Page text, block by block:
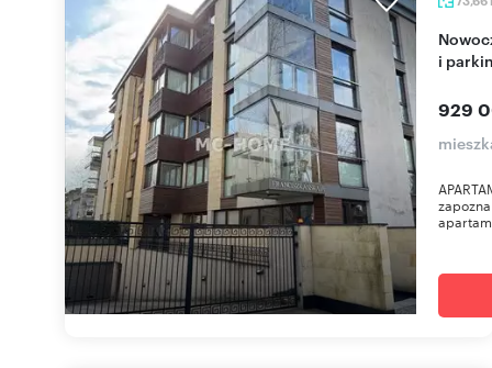
Nowoczesny 3-pokojowy apartament z balkonem
i
929